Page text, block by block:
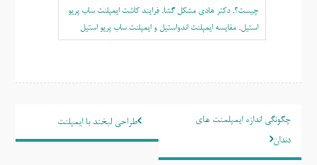
چیست؟,دکتر هادی مشکل گشا, فرایند کاشت ایمپلنت ساب پریو
استیل, مقایسه ایمپلنت اندواستیل و ایمپلنت ساب پریو استیل
راهبری
نوشته
طراحی لبخند با ایمپلنت
چگونگی اندازه ایمپلمنت های
دندان